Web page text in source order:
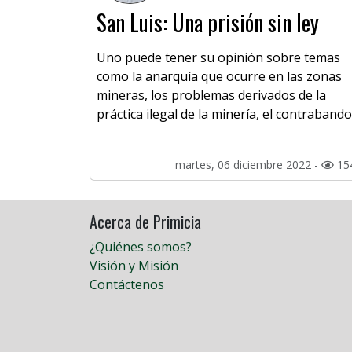
San Luis: Una prisión sin ley
Uno puede tener su opinión sobre temas
como la anarquía que ocurre en las zonas
mineras, los problemas derivados de la
práctica ilegal de la minería, el
martes, 06 diciembre 2022 -
Acerca de Primicia
¿Quiénes somos?
Visión y Misión
Contáctenos